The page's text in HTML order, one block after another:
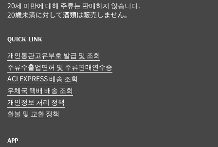
20세 미만에 대해 주류는 판매하지 않습니다.
20歳未満に対して酒類は販売しません。
QUICK LINK
개인통관고유부호 발급 및 조회
주류수출업면허 및 주류판매연수증
ACI EXPRESS 배송 조회
우체국 택배 배송 조회
개인정보 처리 정책
환불 및 교환 정책
APP